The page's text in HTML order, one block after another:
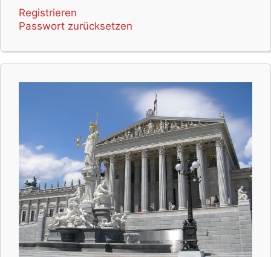
Registrieren
Passwort zurücksetzen